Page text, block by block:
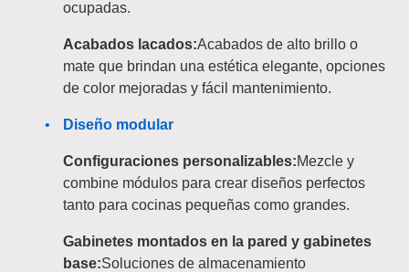
ocupadas.
Acabados lacados:Acabados de alto brillo o
mate que brindan una estética elegante, opciones
de color mejoradas y fácil mantenimiento.
Diseño modular
Configuraciones personalizables:Mezcle y
combine módulos para crear diseños perfectos
tanto para cocinas pequeñas como grandes.
Gabinetes montados en la pared y gabinetes
base:Soluciones de almacenamiento